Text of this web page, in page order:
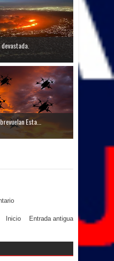
Esta...
Entrada antigua
Inicio